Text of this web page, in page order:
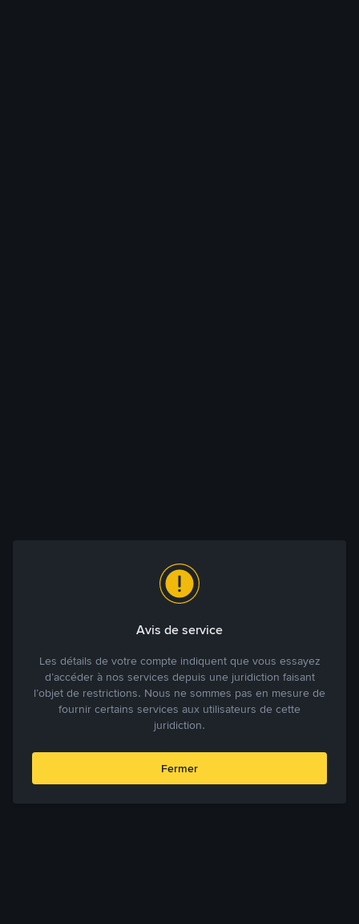
Avis de service
Les détails de votre compte indiquent que vous essayez
d’accéder à nos services depuis une juridiction faisant
l’objet de restrictions. Nous ne sommes pas en mesure de
fournir certains services aux utilisateurs de cette
juridiction.
Fermer